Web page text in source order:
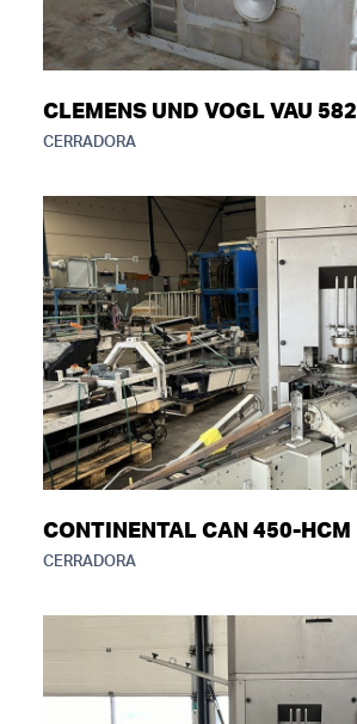
CLEMENS UND VOGL VAU 582
CERRADORA
CONTINENTAL CAN 450-HCM
CERRADORA